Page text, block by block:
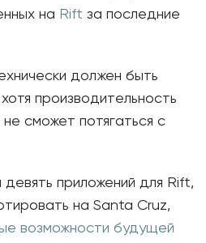
на Rift за последние
должен быть
производительность
сможет потягаться с
приложений для Rift,
на Santa Cruz,
возможности будущей